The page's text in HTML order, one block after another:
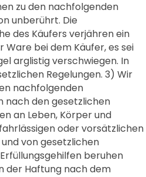
zu den nachfolgenden
unberührt. Die
des Käufers verjähren ein
bei dem Käufer, es sei
arglistig verschwiegen. In
Regelungen. 3) Wir
nachfolgenden
nach den gesetzlichen
an Leben, Körper und
oder vorsätzlichen
von gesetzlichen
beruhen
der Haftung nach dem